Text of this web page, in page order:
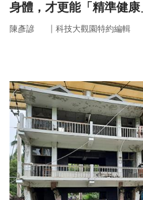
身體，才更能「精準健康
陳彥諺 ｜ 科技大觀園特約編輯